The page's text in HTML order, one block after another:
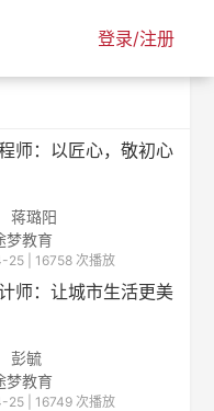
登录/注册
师：以匠心，敬初心
蒋璐阳
梦教育
| 16758 次播放
师：让城市生活更美
彭毓
梦教育
| 16749 次播放